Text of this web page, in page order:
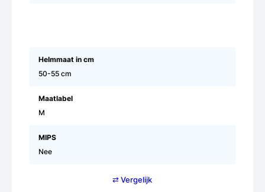
Helmmaat in cm
50-55 cm
Maatlabel
M
MIPS
Nee
⇄ Vergelijk